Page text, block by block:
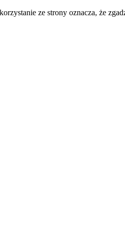
ze strony oznacza, że